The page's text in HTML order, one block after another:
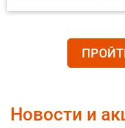
Новости и